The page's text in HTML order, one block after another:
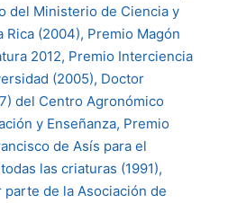
del Ministerio de Ciencia y
Rica (2004), Premio Magón
2012, Premio Interciencia
(2005), Doctor
del Centro Agronómico
y Enseñanza, Premio
de Asís para el
las criaturas (1991),
de la Asociación de